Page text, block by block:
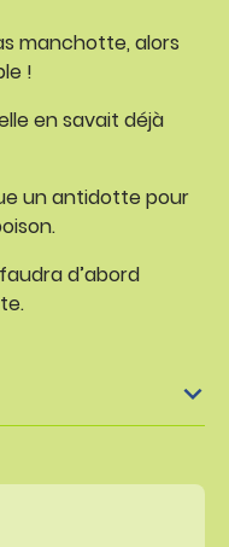
manchotte, alors
!
en savait déjà
un antidotte pour
d’abord